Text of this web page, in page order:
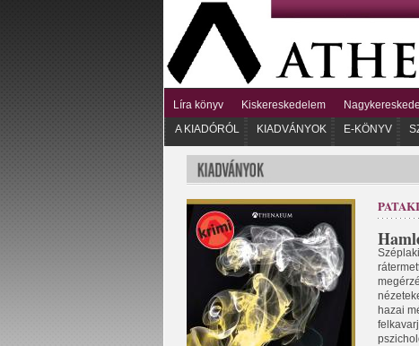
Líra könyv Kiskereskedelem
A KIADÓRÓL
KIADVÁNYOK E-KÖNYV
hazai